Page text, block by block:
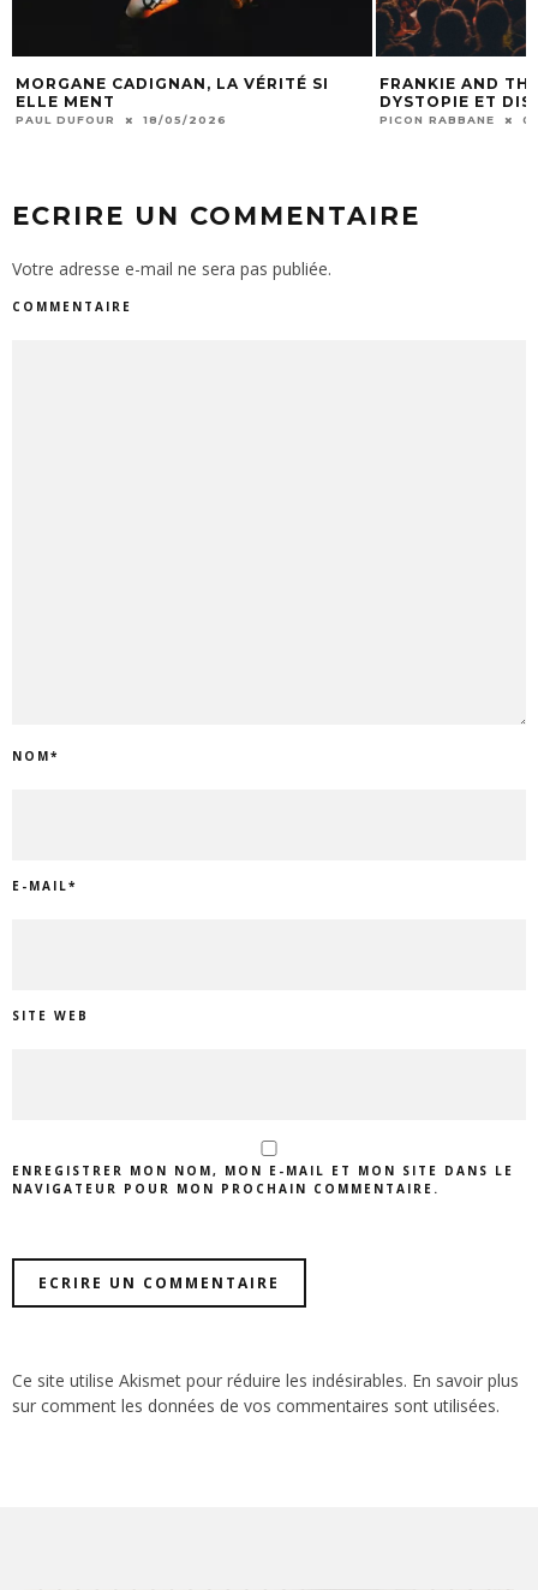
MORGANE CADIGNAN, LA VÉRITÉ SI
ELLE MENT
PAUL DUFOUR 18/05/2026
FRANKIE AND
DYSTOPIE ET
PICON RABBANE
ECRIRE UN COMMENTAIRE
Votre adresse e-mail ne sera pas publiée.
COMMENTAIRE
NOM*
E-MAIL*
SITE WEB
ENREGISTRER MON NOM, MON E-MAIL ET MON SITE DANS LE
NAVIGATEUR POUR MON PROCHAIN COMMENTAIRE.
Ce site utilise Akismet pour réduire les indésirables. En savoir plus
sur comment les données de vos commentaires sont utilisées.